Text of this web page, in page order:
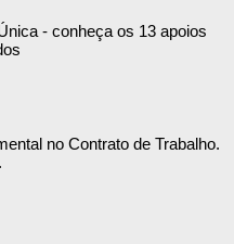
- conheça os 13 apoios
no Contrato de Trabalho.